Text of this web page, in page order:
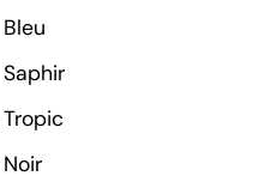
Bleu
Saphir
Tropic
Noir